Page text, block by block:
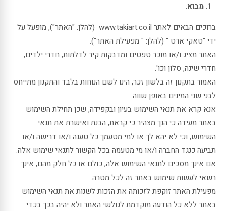
מבוא:
ברוכים הבאים לאתר www.takiart.co.il (להלן: "האתר"), מופעל על
ידי "טאקי ארט " (להלן: " מפעילת האתר").
האתר מציג ו/או מוכר טפטים ומדבקות קיר לדלתות, חדרי ילדים,
חדרי שינה, סלון וכו'.
האמור בתקנון זה בלשון זכר, הינו לשם הנוחות בלבד והתקנון מתייחס
לבני שני המינים באופן שווה.
אנא קרא את תנאי השימוש בעיון ובקפידה, שכן תחילת השימוש
באתר מעידה כי הנך מצהיר כי קראת, הבנת ואישרת את תנאי
השימוש, וכי לא יהא לך או למי מטעמך כל טענה ו/או דרישה ו/או
תביעה כנגד החברה ו/או מי מטעמה בכל הקשור לתנאי שימוש אלה.
אם אינך מסכים לתנאי השימוש אלה, כולם או כל חלק מהם, אינך
רשאי לעשות שימוש באתר זה לכל מטרה.
מפעילת האתר זוקפת לזכותה את הזכות לשנות את תנאי השימוש
באתר ללא כל הודעה מוקדמת לגולשי האתר ולא יהיה בכך בכדי